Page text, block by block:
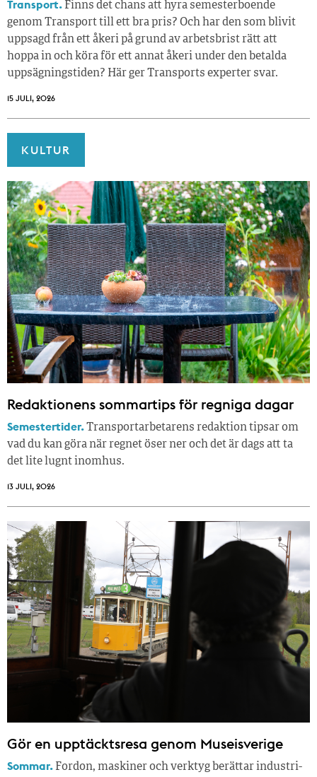
Transport. Finns det chans att hyra semesterboende
genom Transport till ett bra pris? Och har den som blivit
uppsagd från ett åkeri på grund av arbetsbrist rätt att
hoppa in och köra för ett annat åkeri under den betalda
uppsägningstiden? Här ger Transports experter svar.
15 JULI, 2026
KULTUR
Redaktionens sommar­tips för regniga dagar
Semestertider.Transportarbetarens redaktion tipsar om
vad du kan göra när regnet öser ner och det är dags att ta
det lite lugnt inomhus.
13 JULI, 2026
Gör en upptäcktsresa genom Museisverige
Sommar. Fordon, maskiner och verktyg berättar industri­